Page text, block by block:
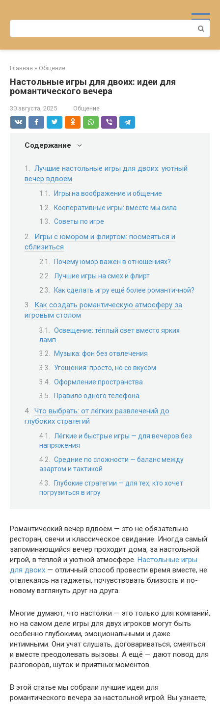
Поиск:
Главная » Общение
Настольные игры для двоих: идеи для
романтического вечера
30 августа, 2025 Общение
Содержание
Лучшие настольные игры для двоих: уютный
вечер вдвоём
Игры на воображение и общение
Кооперативные игры: вместе мы сила
Советы по игре
Игры с юмором и флиртом: посмеяться и
сблизиться
Почему юмор важен в отношениях?
Лучшие игры на смех и флирт
Как сделать игру ещё более романтичной?
Как создать романтическую атмосферу за
игровым столом
Освещение: тёплый свет вместо ярких
ламп
Музыка: фон без отвлечения
Угощения: просто, но со вкусом
Оформление пространства
Правило одного телефона
Что выбрать: от лёгких развлечений до
глубоких стратегий
Лёгкие и быстрые игры — для вечеров без
напряжения
Средние по сложности — баланс между
азартом и тактикой
Глубокие стратегии — для тех, кто хочет
погрузиться в игру
Романтический вечер вдвоём — это не обязательно
ресторан, свечи и классическое свидание. Иногда самый
запоминающийся вечер проходит дома, за настольной
игрой, в тёплой и уютной атмосфере. Настольные игры
для двоих — отличный способ провести время вместе, не
отвлекаясь на гаджеты, почувствовать близость и по-
новому взглянуть друг на друга.
Многие думают, что настолки — это только для компаний,
но на самом деле игры для двух игроков могут быть
особенно глубокими, эмоциональными и даже
интимными. Они учат слушать, договариваться, смеяться
и вместе преодолевать вызовы. А ещё — дают повод для
разговоров, шуток и приятных моментов.
В этой статье мы собрали лучшие идеи для
романтического вечера за настольной игрой. Вы узнаете,